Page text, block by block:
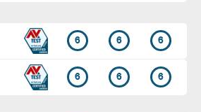
6 6 6
6 6 6